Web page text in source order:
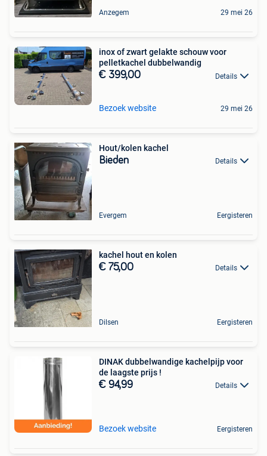
Anzegem 29 mei 26
inox of zwart gelakte schouw voor
pelletkachel dubbelwandig
€ 399,00 Details
Bezoek website 29 mei 26
Hout/kolen kachel
Bieden Details
Evergem Eergisteren
kachel hout en kolen
€ 75,00 Details
Dilsen Eergisteren
DINAK dubbelwandige kachelpijp voor
de laagste prijs !
€ 94,99 Details
Bezoek website Eergisteren